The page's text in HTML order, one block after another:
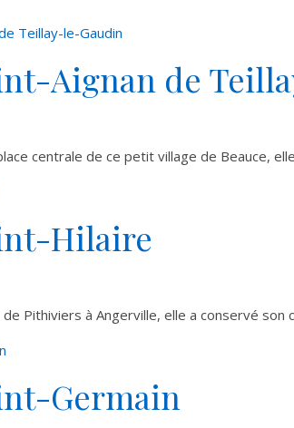
Aignan de
centrale de ce petit village de Beauce,
Hilaire
Pithiviers à Angerville, elle a conservé son
Germain